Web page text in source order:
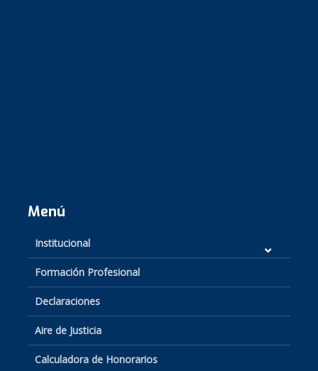
Menú
Institucional
Formación Profesional
Declaraciones
Aire de Justicia
Calculadora de Honorarios